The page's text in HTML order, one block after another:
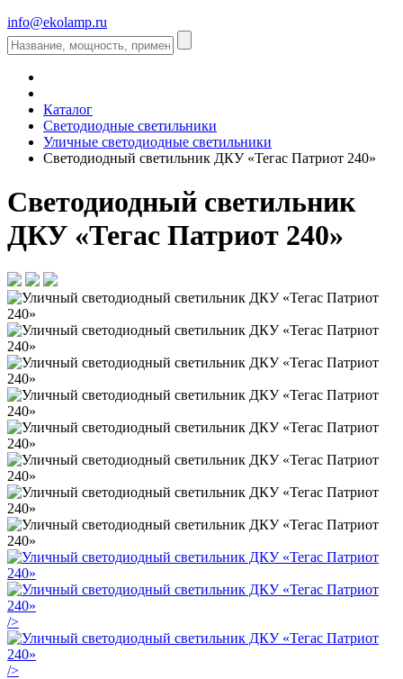
info@ekolamp.ru
Каталог
Светодиодные светильники
Уличные светодиодные светильники
Светодиодный светильник ДКУ «Тегас Патриот 240»
Светодиодный светильник
ДКУ «Тегас Патриот 240»
/>
/>